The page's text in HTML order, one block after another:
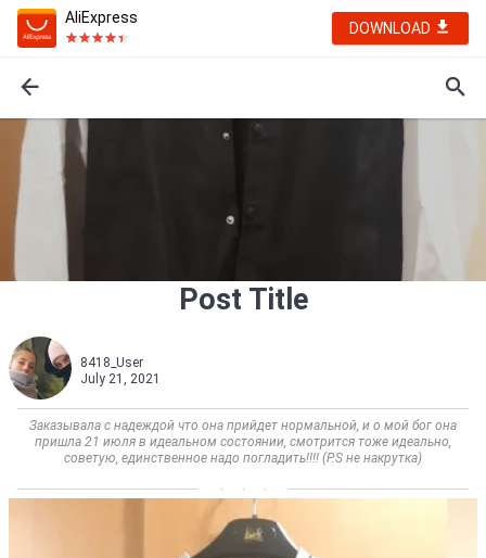
AliExpress
DOWNLOAD
Post Title
8418_User
July 21, 2021
Заказывала с надеждой что она прийдет нормальной, и о мой бог она
пришла 21 июля в идеальном состоянии, смотрится тоже идеально,
советую, единственное надо погладить!!!! (P.S не накрутка)